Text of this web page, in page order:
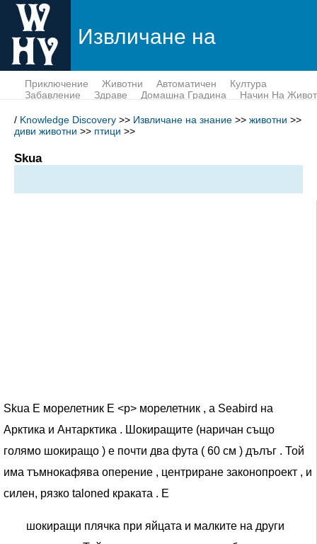
Извличане на
Приключение Животни Автоматичен
Култура
Забавление
Здраве Домашна Градина
Начин На Живот
/ Knowledge Discovery >> Извличане на знание >> животни >>
диви животни >> птици >>
Skua
Skua E морелетник E <р> морелетник , а Seabird на
Арктика и Антарктика . Шокиращите (наричан също
голямо шокиращо ) е почти два фута ( 60 см ) дълъг . Той
има тъмнокафява оперение , центриране законопроект , и
силен, рязко taloned краката . E
шокиращи плячка при яйцата и малките на други